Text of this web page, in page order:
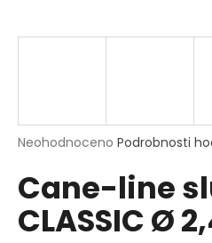
Průměrné
produktu
je
0,0
z
Neohodnoceno Podrobnosti
Cane-line
CLASSIC Ø
j
HLEDAT